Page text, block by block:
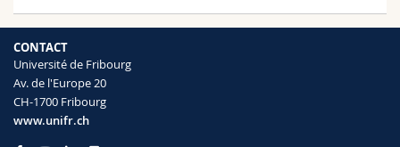
CONTACT
Université de Fribourg
Av. de l'Europe 20
CH-1700 Fribourg
www.unifr.ch